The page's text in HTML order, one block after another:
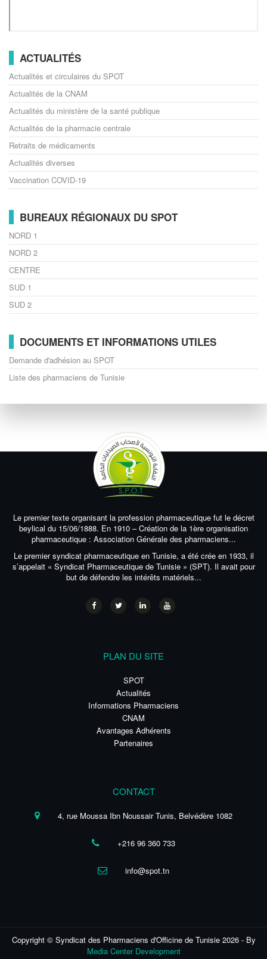
ACTUALITÉS
Actualités et circulaires du SPOT
Actualités de la CNAM
Actualités du ministère de la santé publique
Actualités de la pharmacie centrale
Retraits de médicaments
Actualités diverses
Vaccination COVID-19
BUREAUX RÉGIONAUX DU SPOT
NORD 1
NORD 2
CENTRE
SUD 1
SUD 2
DOCUMENTS ET INFORMATIONS UTILES
Demande d'adhésion au SPOT
Liste des pharmaciens de Tunisie
Le premier texte organisant la profession pharmaceutique fut le décret
beylical du 15/06/1888. En 1910 – Création de la 1ère organisation
pharmaceutique : Association Générale des pharmaciens...
Le premier syndicat pharmaceutique en Tunisie, a été crée en 1933, il
s’appelait « Syndicat Pharmaceutique de Tunisie » (SPT). Il avait pour
but de défendre les intérêts matériels...
PLAN DU SITE
SPOT
Actualités
Informations Pharmaciens
CNAM
Avantages Adhérents
Partenaires
CONTACT
4, rue Moussa Ibn Noussair Tunis, Belvédère 1082
+216 96 360 733
info@spot.tn
Copyright © Syndicat des Pharmaciens d'Officine de Tunisie 2026 - By
Media Center Development